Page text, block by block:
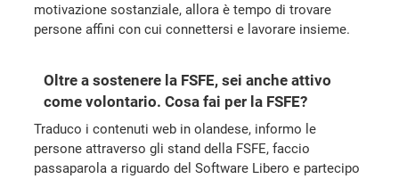
motivazione sostanziale, allora è tempo di trovare
persone affini con cui connettersi e lavorare insieme.
Oltre a sostenere la FSFE, sei anche attivo
come volontario. Cosa fai per la FSFE?
Traduco i contenuti web in olandese, informo le
persone attraverso gli stand della FSFE, faccio
passaparola a riguardo del Software Libero e partecipo